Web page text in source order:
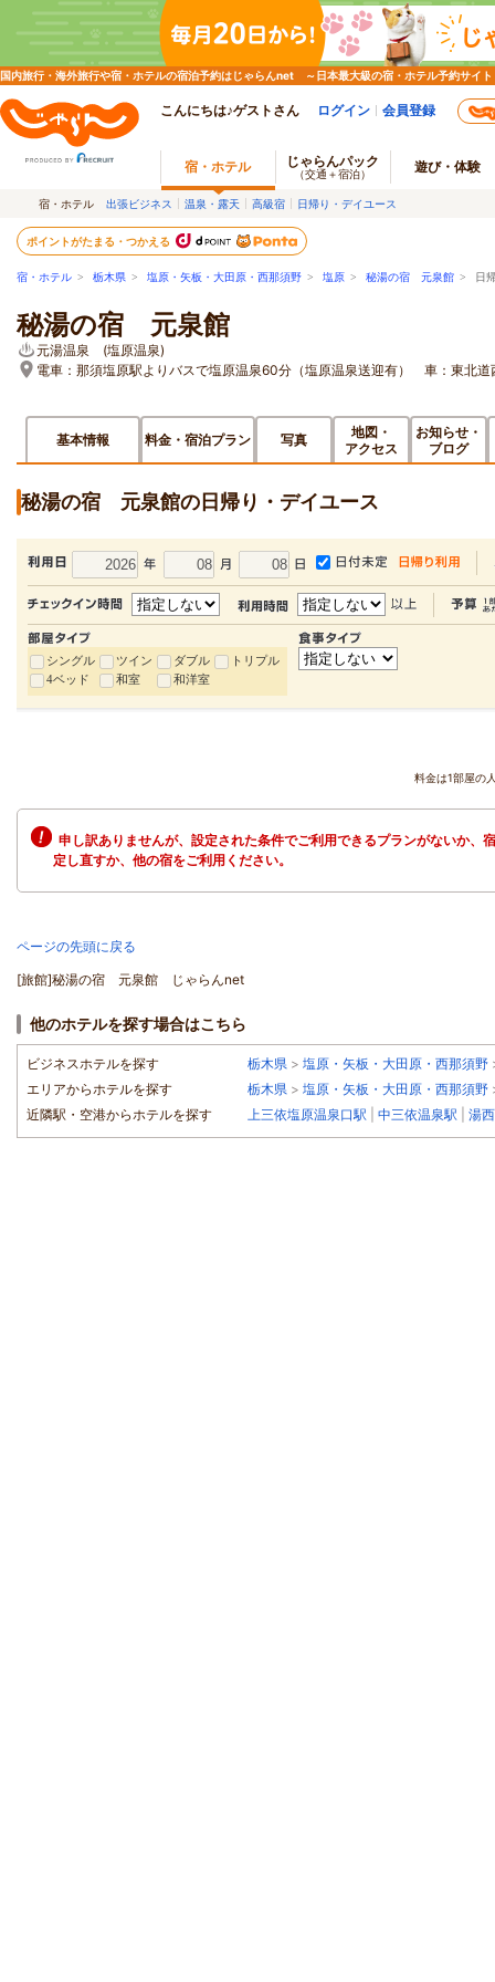
国内旅行・海外旅行や宿・ホテルの宿泊予約はじゃらんnet ～日本最大級の宿・ホテル予約サイト
こんにちは♪ゲストさん ログイン 会員登録
宿・ホテル じゃらんパック
（交通＋宿泊） 遊び・体験
宿・ホテル 出張ビジネス 温泉・露天 高級宿 日帰り・デイユース
ポイントがたまる・つかえる
宿・ホテル > 栃木県 > 塩原・矢板・大田原・西那須野 > 塩原 > 秘湯の宿 元泉館 > 日
秘湯の宿 元泉館
元湯温泉 (塩原温泉)
電車：那須塩原駅よりバスで塩原温泉60分（塩原温泉送迎有） 車：東北
基本情報 料金・宿泊プラン 写真
地図・
アクセス
お知らせ・
ブログ
秘湯の宿 元泉館の日帰り・デイユース
シングル ツイン ダブル
トリプル
4ベッド
和室 和洋室
料金は1部屋の
申し訳ありませんが、設定された条件でご利用できるプランがないか、
定し直すか、他の宿をご利用ください。
ページの先頭に戻る
[旅館]秘湯の宿 元泉館 じゃらんnet
他のホテルを探す場合はこちら
ビジネスホテルを探す 栃木県 > 塩原・矢板・大田原・西那須野
エリアからホテルを探す
栃木県 > 塩原・矢板・大田原・西那須野
近隣駅・空港からホテルを探す
上三依塩原温泉口駅 中三依温泉駅 湯